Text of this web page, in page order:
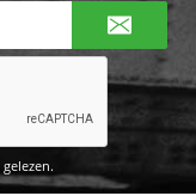
gelezen.